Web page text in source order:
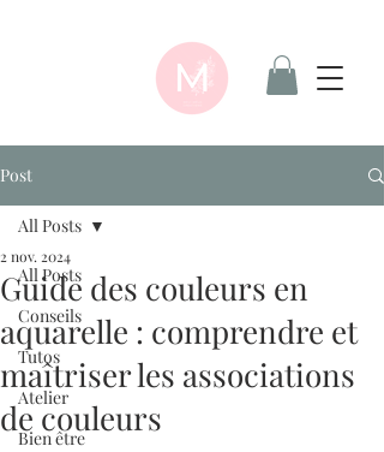
Post
All Posts
Conseils
Tutos
Atelier
Bien être
All Posts
Guide des couleurs en
aquarelle : comprendre et
maîtriser les associations
de couleurs
2 nov. 2024